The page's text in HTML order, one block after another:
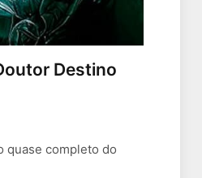
Destino
quase completo do